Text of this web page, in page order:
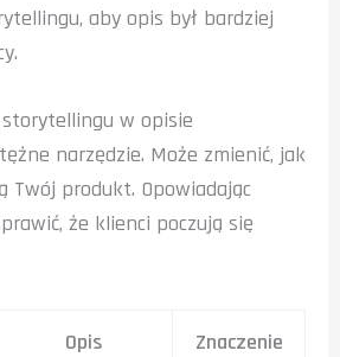
aby opis był bardziej
w opisie
narzędzie. Może zmienić, jak
Twój produkt. Opowiadając
że klienci poczują się
Opis Znaczenie